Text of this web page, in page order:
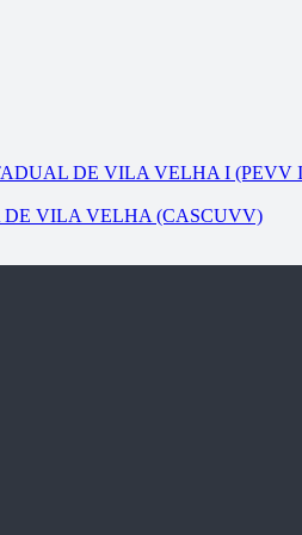
DE VILA VELHA I (PEVV
DE VILA VELHA (CASCUVV)